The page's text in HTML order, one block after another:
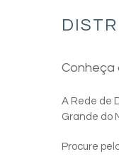
Conheça
A Rede de
Grande do
Procure